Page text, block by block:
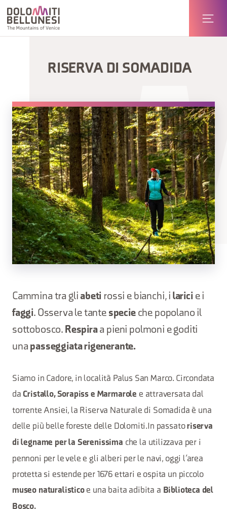
RISERVA DI SOMADIDA
Cammina tra gliabeti rossi e bianchi, i larici e i
faggi. Osserva le tante specie che popolano il
sottobosco. Respira a pieni polmoni e goditi
una passeggiata rigenerante.
Siamo in Cadore, in località Palus San Marco. Circondata
da Cristallo, Sorapiss e Marmarole e attraversata dal
torrente Ansiei, la Riserva Naturale di Somadida è una
delle più belle foreste delle Dolomiti.In passatoriserva
di legname per la Serenissima che la utilizzava per i
pennoni per le vele e gli alberi per le navi, oggi l’area
protetta si estende per 1676 ettari e ospita un piccolo
museo naturalisticoe una baita adibita a Biblioteca del
Bosco.